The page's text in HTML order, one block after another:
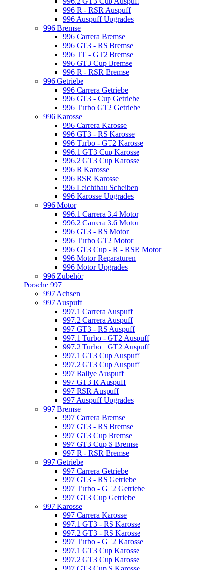
996 R - RSR Auspuff
996 Auspuff Upgrades
996 Bremse
996 Carrera Bremse
996 GT3 - RS Bremse
996 TT - GT2 Bremse
996 GT3 Cup Bremse
996 R - RSR Bremse
996 Getriebe
996 Carrera Getriebe
996 GT3 - Cup Getriebe
996 Turbo GT2 Getriebe
996 Karosse
996 Carrera Karosse
996 GT3 - RS Karosse
996 Turbo - GT2 Karosse
996.1 GT3 Cup Karosse
996.2 GT3 Cup Karosse
996 R Karosse
996 RSR Karosse
996 Leichtbau Scheiben
996 Karosse Upgrades
996 Motor
996.1 Carrera 3.4 Motor
996.2 Carrera 3.6 Motor
996 GT3 - RS Motor
996 Turbo GT2 Motor
996 GT3 Cup - R - RSR Motor
996 Motor Reparaturen
996 Motor Upgrades
996 Zubehör
Porsche 997
997 Achsen
997 Auspuff
997.1 Carrera Auspuff
997.2 Carrera Auspuff
997 GT3 - RS Auspuff
997.1 Turbo - GT2 Auspuff
997.2 Turbo - GT2 Auspuff
997.1 GT3 Cup Auspuff
997.2 GT3 Cup Auspuff
997 Rallye Auspuff
997 GT3 R Auspuff
997 RSR Auspuff
997 Auspuff Upgrades
997 Bremse
997 Carrera Bremse
997 GT3 - RS Bremse
997 GT3 Cup Bremse
997 GT3 Cup S Bremse
997 R - RSR Bremse
997 Getriebe
997 Carrera Getriebe
997 GT3 - RS Getriebe
997 Turbo - GT2 Getriebe
997 GT3 Cup Getriebe
997 Karosse
997 Carrera Karosse
997.1 GT3 - RS Karosse
997.2 GT3 - RS Karosse
997 Turbo - GT2 Karosse
997.1 GT3 Cup Karosse
997.2 GT3 Cup Karosse
997 GT3 Cup S Karosse